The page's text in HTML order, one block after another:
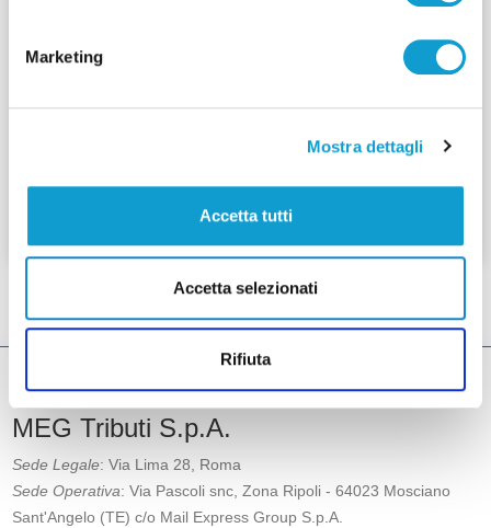
Marketing
Mostra dettagli
Accetta tutti
Accetta selezionati
Rifiuta
dichiarazione, pur se il Comune, quale ente che
rilascia i permessi di costruire, è a conoscenza
sin dall'origine dell'edificazione dei fabbricati,
fattispecie i principi di buona fede e
Tutte le notizie
MEG Tributi S.p.A.
Sede Legale: Via Lima 28, Roma
Sede Operativa: Via Pascoli snc, Zona Ripoli - 64023 Mosciano
Sant'Angelo (TE) c/o Mail Express Group S.p.A.